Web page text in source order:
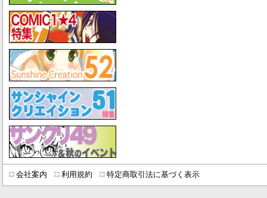
会社案内 利用規約 特定商取引法に基づく表示